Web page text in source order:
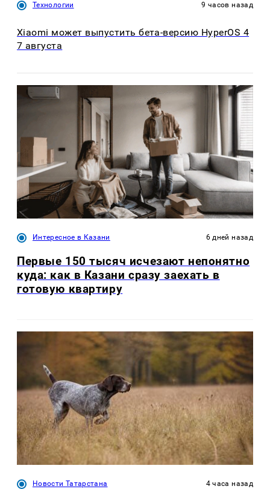
Технологии 9 часов назад
Xiaomi может выпустить бета-версию HyperOS 4
7 августа
Интересное в Казани 6 дней назад
Первые 150 тысяч исчезают непонятно
куда: как в Казани сразу заехать в
готовую квартиру
Новости Татарстана 4 часа назад